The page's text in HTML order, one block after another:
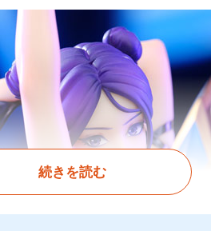
続きを読む